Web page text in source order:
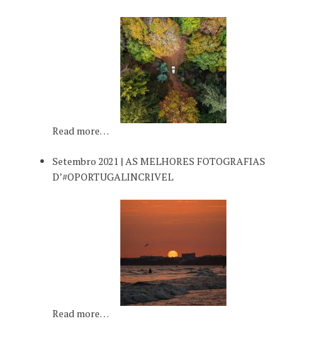
Read more…
Setembro 2021 | AS MELHORES FOTOGRAFIAS
D’#OPORTUGALINCRIVEL
Read more…